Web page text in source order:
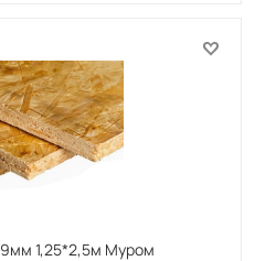
OSB-3 плита 9мм 1,25*2,5м Муром